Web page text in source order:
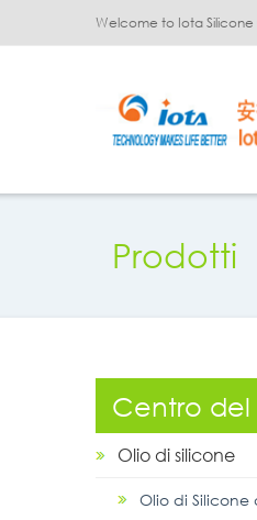
Welcome to Iota Silicone
Prodotti
Centro
Olio di silicone
Olio di Silicone